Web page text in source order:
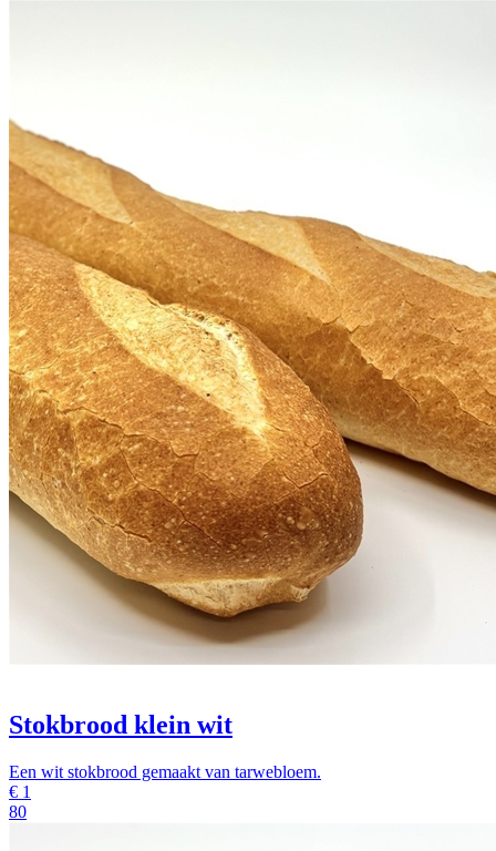
Stokbrood klein wit
Een wit stokbrood gemaakt van tarwebloem.
€ 1
80